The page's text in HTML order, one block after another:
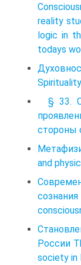
reality
logic in
todays
§ 33.
стороны
and
России
society in